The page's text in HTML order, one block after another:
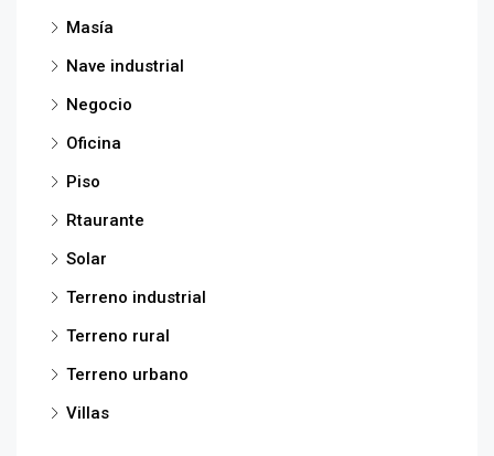
Masía
Nave industrial
Negocio
Oficina
Piso
Rtaurante
Solar
Terreno industrial
Terreno rural
Terreno urbano
Villas